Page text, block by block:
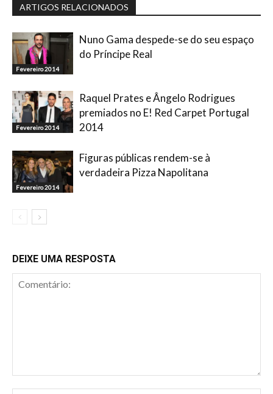
ARTIGOS RELACIONADOS
Fevereiro 2014
Nuno Gama despede-se do seu espaço
do Príncipe Real
Fevereiro 2014
Raquel Prates e Ângelo Rodrigues
premiados no E! Red Carpet Portugal
2014
Fevereiro 2014
Figuras públicas rendem-se à
verdadeira Pizza Napolitana
DEIXE UMA RESPOSTA